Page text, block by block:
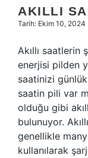
AKILLI
Tarih: Ekim 10, 2024
Akıllı saatlerin
enerjisi pilden
saatinizi
saatin pili var
olduğu gibi
bulunuyor.
genellikle
kullanılarak